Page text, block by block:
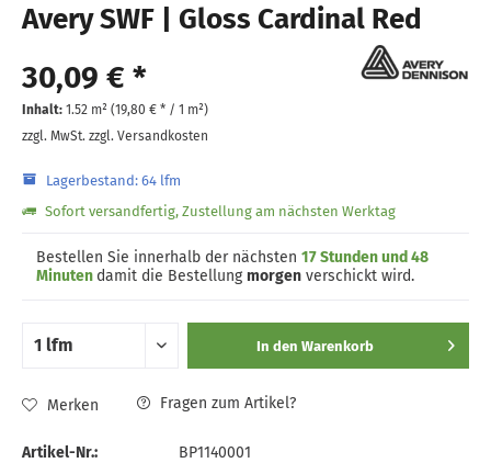
Avery SWF | Gloss Cardinal Red
30,09 € *
Inhalt: 1.52 m² (19,80 € * / 1 m²)
zzgl. MwSt. zzgl. Versandkosten
Lagerbestand: 64 lfm
Sofort versandfertig, Zustellung am nächsten Werktag
Bestellen Sie innerhalb der nächsten 17 Stunden und 48
Minuten damit die Bestellungmorgen verschickt wird.
In den Warenkorb
Merken Fragen zum Artikel?
Artikel-Nr.: BP1140001